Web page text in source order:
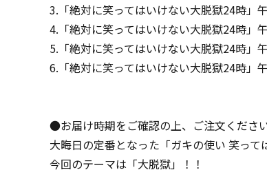
3.「絶対に笑ってはいけない大脱獄24時」
4.「絶対に笑ってはいけない大脱獄24時」
5.「絶対に笑ってはいけない大脱獄24時」
6.「絶対に笑ってはいけない大脱獄24時」
●お届け時期をご確認の上、ご注文ください
大晦日の定番となった「ガキの使い 笑って
今回のテーマは「大脱獄」！！